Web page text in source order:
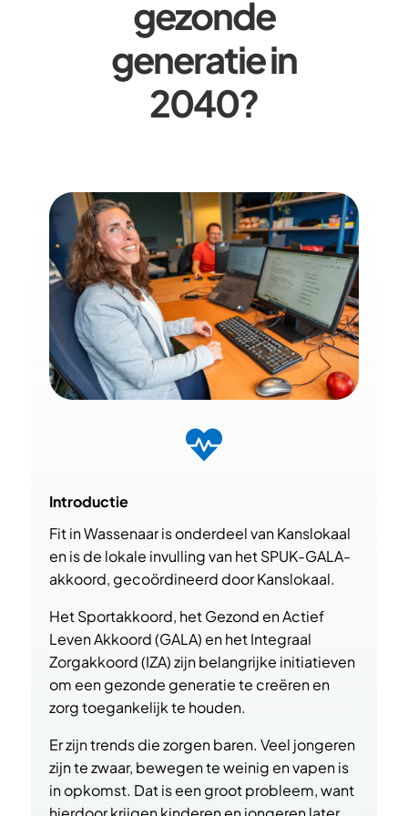
gezonde
generatie in
2040?

Introductie
Fit in Wassenaar is onderdeel van Kanslokaal
en is de lokale invulling van het SPUK-GALA-
akkoord, gecoördineerd door Kanslokaal.
Het Sportakkoord, het Gezond en Actief
Leven Akkoord (GALA) en het Integraal
Zorgakkoord (IZA) zijn belangrijke initiatieven
om een gezonde generatie te creëren en
zorg toegankelijk te houden.
Er zijn trends die zorgen baren. Veel jongeren
zijn te zwaar, bewegen te weinig en vapen is
in opkomst. Dat is een groot probleem, want